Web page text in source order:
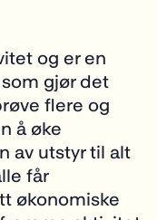
og er en
gjør det
flere og
å øke
av utstyr til alt
får
økonomiske